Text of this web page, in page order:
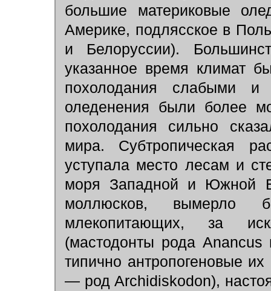
большие материковые
Америке, подлясское в
и Белоруссии).
указанное время климат
похолодания слабыми и
оледенения были более
похолодания сильно
мира. Субтропическая
уступала место лесам и
моря Западной и Южной
моллюсков, вымерло
млекопитающих, за
(мастодонты рода
типично антропогеновые
— род Archidiskodon),